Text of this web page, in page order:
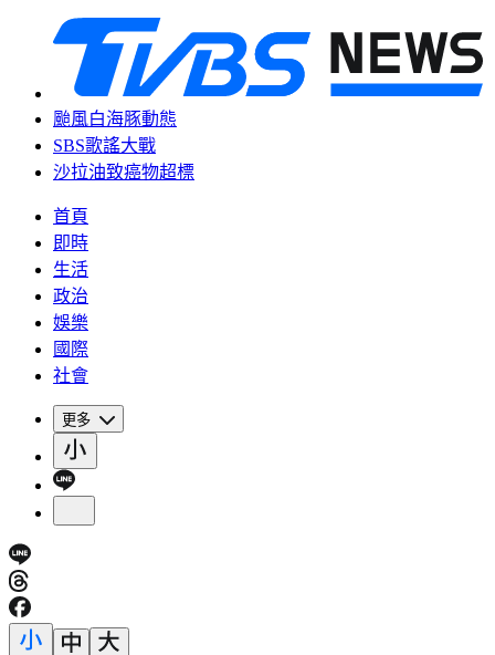
颱風白海豚動態
SBS歌謠大戰
沙拉油致癌物超標
首頁
即時
生活
政治
娛樂
國際
社會
更多